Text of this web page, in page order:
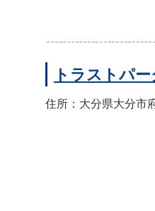
トラストパ
住所：大分県大分市